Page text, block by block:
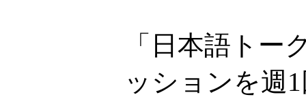
「日本語トー
ッションを週